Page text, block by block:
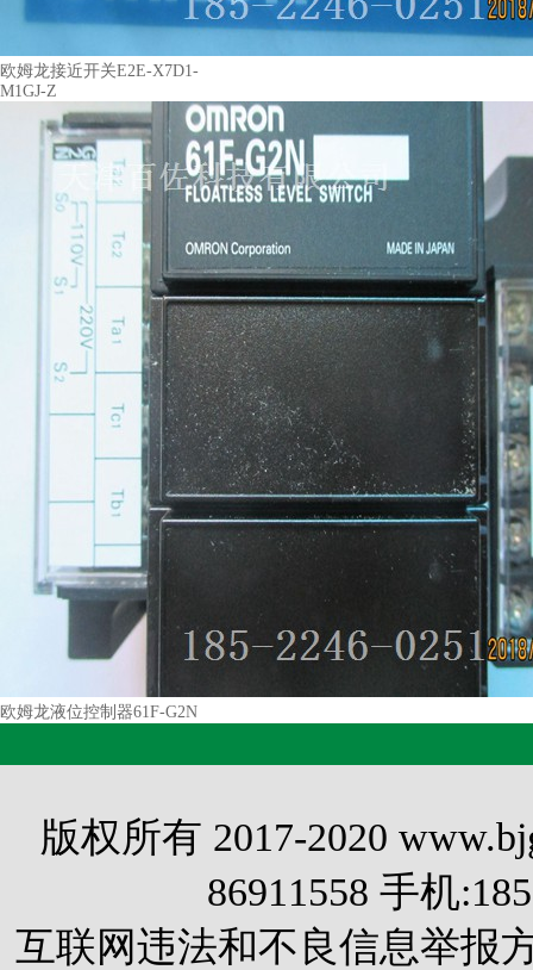
欧姆龙接近开关E2E-X7D1-
M1GJ-Z
欧姆龙液位控制器61F-G2N
版权所有 2017-2020
86911558 手机
互联网违法和不良信息举报